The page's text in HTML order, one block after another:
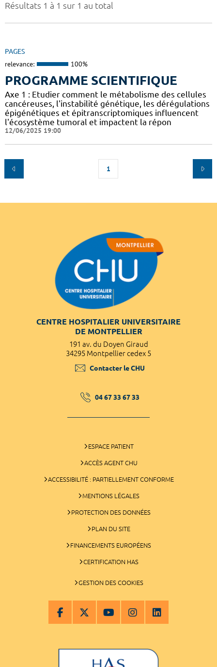
Résultats 1 à 1 sur 1 au total
PAGES
relevance: 100%
PROGRAMME SCIENTIFIQUE
Axe 1 : Etudier comment le métabolisme des cellules
cancéreuses, l'instabilité génétique, les dérégulations
épigénétiques et épitranscriptomiques influencent
l'écosystème tumoral et impactent la répon
12/06/2025 19:00
1
CENTRE HOSPITALIER UNIVERSITAIRE
DE MONTPELLIER
191 av. du Doyen Giraud
34295 Montpellier cedex 5
Contacter le CHU
04 67 33 67 33
ESPACE PATIENT
ACCÈS AGENT CHU
ACCESSIBILITÉ : PARTIELLEMENT CONFORME
MENTIONS LÉGALES
PROTECTION DES DONNÉES
PLAN DU SITE
FINANCEMENTS EUROPÉENS
CERTIFICATION HAS
GESTION DES COOKIES